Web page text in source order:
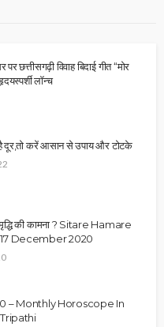
छत्तीसगढ़ी विवाह बिदाई गीत “मोर
लॉन्च
दूर,तो करें आसान से उपाय और टोटके
की कामना ? Sitare Hamare
December 2020
– Monthly Horoscope In